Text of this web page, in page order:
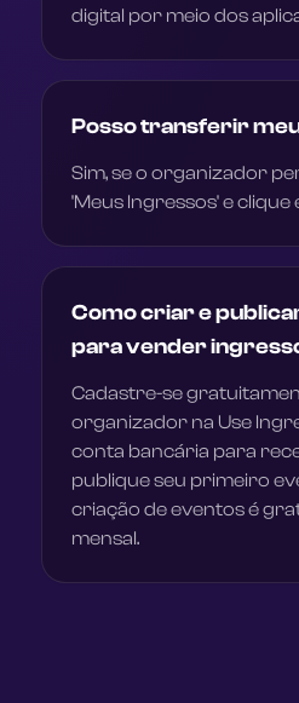
digital por meio dos
Posso transferir
Sim, se o organizador
'Meus Ingressos' e
Como criar e
para vender
Cadastre-se
organizador na Use
conta bancária para
publique seu primeiro
criação de eventos é
mensal.